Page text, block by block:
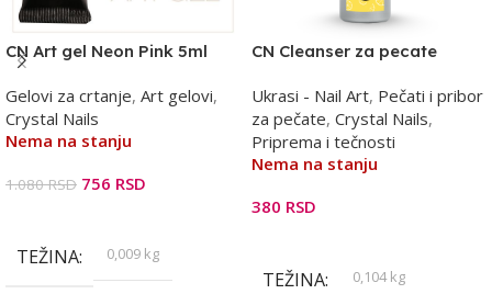
CN Art gel Neon Pink 5ml
Gelovi za crtanje, Art gelovi,
Crystal Nails
Nema na stanju
1.080RSD 756 RSD
TEŽINA 0,009 kg
CN Cleanser za pecate
Ukrasi - Nail Art, Pečati i pribor
za pečate, Crystal Nails,
Priprema i tečnosti
Nema na stanju
380 RSD
TEŽINA 0,104 kg